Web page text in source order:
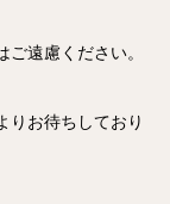
遠慮ください。
りお待ちしており